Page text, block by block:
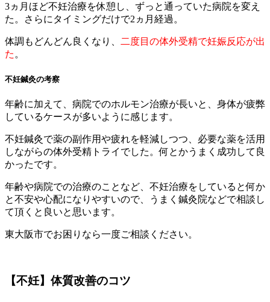
3ヵ月ほど不妊治療を休憩し、ずっと通っていた病院を変え
た。さらにタイミングだけで2ヵ月経過。
体調もどんどん良くなり、
二度目の体外受精で妊娠反応が出
た 。
不妊鍼灸の考察
年齢に加えて、病院でのホルモン治療が長いと、身体が疲弊
しているケースが多いように感じます。
不妊鍼灸で薬の副作用や疲れを軽減しつつ、必要な薬を活用
しながらの体外受精トライでした。何とかうまく成功して良
かったです。
年齢や病院での治療のことなど、不妊治療をしていると何か
と不安や心配になりやすいので、うまく鍼灸院などで相談し
て頂くと良いと思います。
東大阪市でお困りなら一度ご相談ください。
【不妊】体質改善のコツ